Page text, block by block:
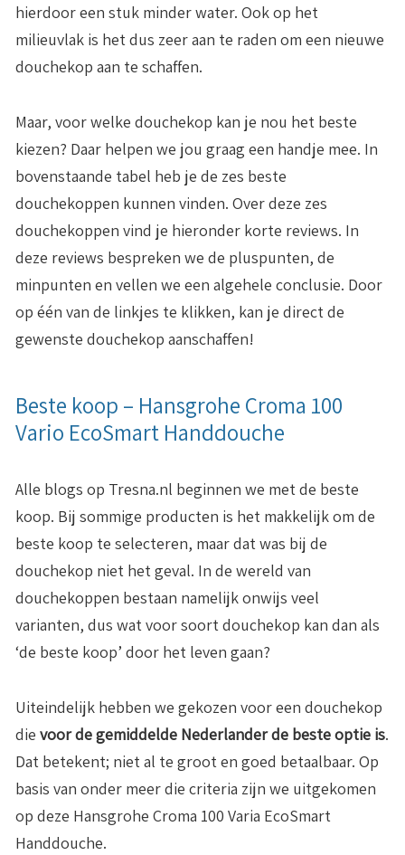
hierdoor een stuk minder water. Ook op het
milieuvlak is het dus zeer aan te raden om een nieuwe
douchekop aan te schaffen.
Maar, voor welke douchekop kan je nou het beste
kiezen? Daar helpen we jou graag een handje mee. In
bovenstaande tabel heb je de zes beste
douchekoppen kunnen vinden. Over deze zes
douchekoppen vind je hieronder korte reviews. In
deze reviews bespreken we de pluspunten, de
minpunten en vellen we een algehele conclusie. Door
op één van de linkjes te klikken, kan je direct de
gewenste douchekop aanschaffen!
Beste koop – Hansgrohe Croma 100
Vario EcoSmart Handdouche
Alle blogs op Tresna.nl beginnen we met de beste
koop. Bij sommige producten is het makkelijk om de
beste koop te selecteren, maar dat was bij de
douchekop niet het geval. In de wereld van
douchekoppen bestaan namelijk onwijs veel
varianten, dus wat voor soort douchekop kan dan als
‘de beste koop’ door het leven gaan?
Uiteindelijk hebben we gekozen voor een douchekop
die voor de gemiddelde Nederlander de beste optie is.
Dat betekent; niet al te groot en goed betaalbaar. Op
basis van onder meer die criteria zijn we uitgekomen
op deze Hansgrohe Croma 100 Varia EcoSmart
Handdouche.